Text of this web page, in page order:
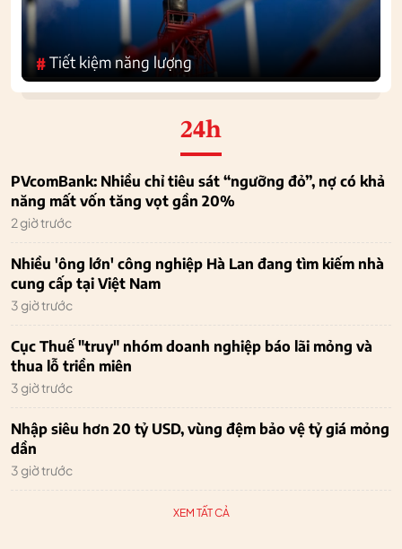
#Tiết kiệm năng lượng
24h
PVcomBank: Nhiều chỉ tiêu sát “ngưỡng đỏ”, nợ có khả
năng mất vốn tăng vọt gần 20%
2 giờ trước
Nhiều 'ông lớn' công nghiệp Hà Lan đang tìm kiếm nhà
cung cấp tại Việt Nam
3 giờ trước
Cục Thuế "truy" nhóm doanh nghiệp báo lãi mỏng và
thua lỗ triền miên
3 giờ trước
Nhập siêu hơn 20 tỷ USD, vùng đệm bảo vệ tỷ giá mỏng
dần
3 giờ trước
XEM TẤT CẢ